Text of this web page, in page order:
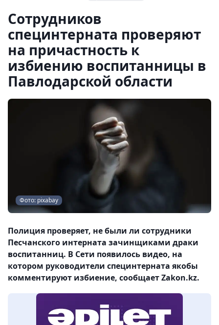
Сотрудников
специнтерната проверяют
на причастность к
избиению воспитанницы в
Павлодарской области
Фото: pixabay
Полиция проверяет, не были ли сотрудники
Песчанского интерната зачинщиками драки
воспитанниц. В Сети появилось видео, на
котором руководители специнтерната якобы
комментируют избиение, сообщает Zakon.kz.